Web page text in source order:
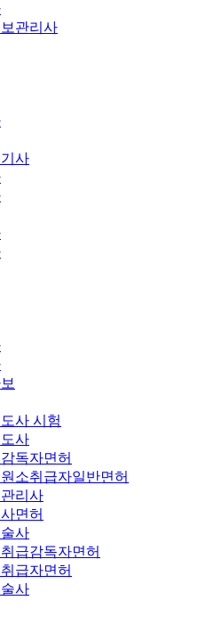
관리사
사
사 시험
사
독자면허
소취급자일반면허
리사
면허
사
급감독자면허
급자면허
사